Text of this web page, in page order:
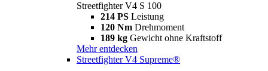
Streetfighter V4 S 100
214 PS Leistung
120 Nm Drehmoment
189 kg Gewicht ohne Kraftstoff
Mehr entdecken
Streetfighter V4 Supreme®